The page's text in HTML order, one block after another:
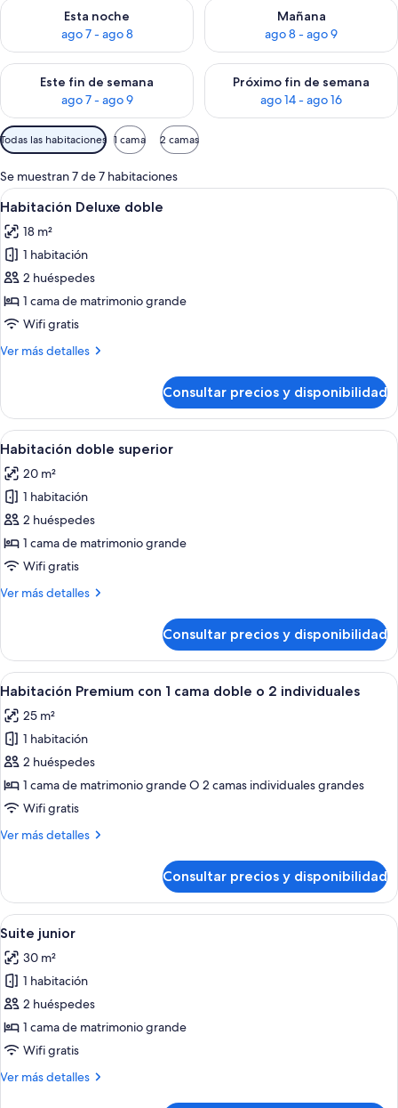
Esta noche
ago 7 - ago 8
Consulta la disponibilidad para esta noche, ago 7 - ago 8
Mañana
ago 8 - ago 9
Consulta la disponibilidad
Este fin de semana
ago 7 - ago 9
Consulta la disponibilidad para este fin de semana, ago 7 -
Próximo fin de semana
ago 14 - ago 16
Consulta la disponibilidad
Filtros
disponibles
para
las
habitaciones
Todas las habitaciones 1 cama 2 camas
Se muestran 7 de 7 habitaciones
Abrir
todas
las
fotos
de
Habitación
Deluxe
Una habitación de hotel con una
5
Habitación Deluxe doble
18 m²
1 habitación
2 huéspedes
1 cama de matrimonio grande
Wifi gratis
Ver más detalles
Más
Deluxe
doble
Consultar precios y disponibilidad
Abrir
todas
las
fotos
de
Habitación
doble
Una cama doble con almohadas
5
Habitación doble superior
20 m²
1 habitación
2 huéspedes
1 cama de matrimonio grande
Wifi gratis
Ver más detalles
Más
doble
superior
Consultar precios y disponibilidad
Abrir
todas
las
fotos
de
Habitación
Premium
1
o
2
individuales
Habitación de hotel con una cama
4
Habitación Premium con 1 cama doble o 2 individuales
25 m²
1 habitación
2 huéspedes
1 cama de matrimonio grande O 2 camas individuales grandes
Wifi gratis
Ver más detalles
Más
Premium
con
1
doble
o
individuales
Consultar precios y disponibilidad
Abrir
todas
las
fotos
de
Suite
junior
Una habitación de hotel con una
5
Suite junior
30 m²
1 habitación
2 huéspedes
1 cama de matrimonio grande
Wifi gratis
Ver más detalles
Más